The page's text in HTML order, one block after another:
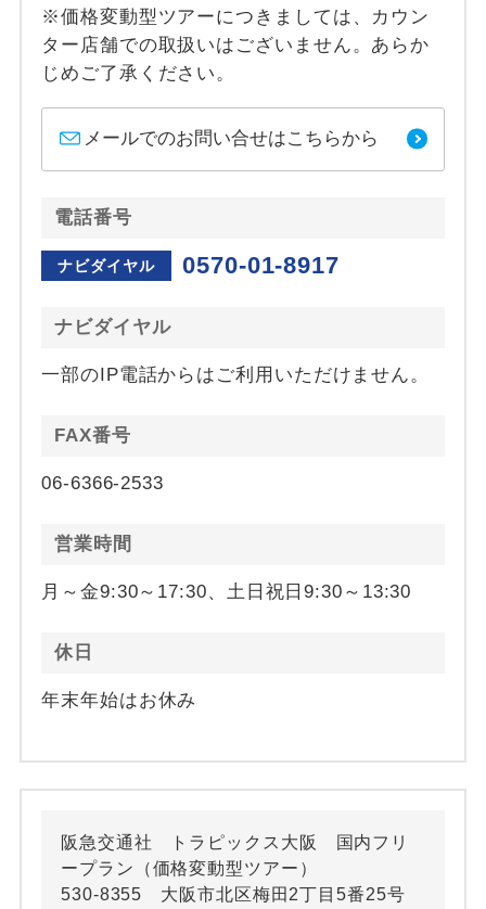
※価格変動型ツアーにつきましては、カウン
ター店舗での取扱いはございません。あらか
じめご了承ください。
メールでのお問い合せはこちらから
電話番号
ナビダイヤル 0570-01-8917
ナビダイヤル
一部のIP電話からはご利用いただけません。
FAX番号
06-6366-2533
営業時間
月～金9:30～17:30、土日祝日9:30～13:30
休日
年末年始はお休み
阪急交通社 トラピックス大阪 国内フリ
ープラン（価格変動型ツアー）
530-8355 大阪市北区梅田2丁目5番25号